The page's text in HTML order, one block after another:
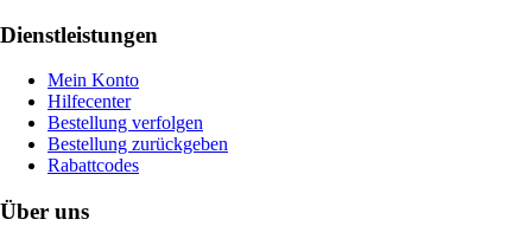
Dienstleistungen
Mein Konto
Hilfecenter
Bestellung verfolgen
Bestellung zurückgeben
Rabattcodes
Über uns